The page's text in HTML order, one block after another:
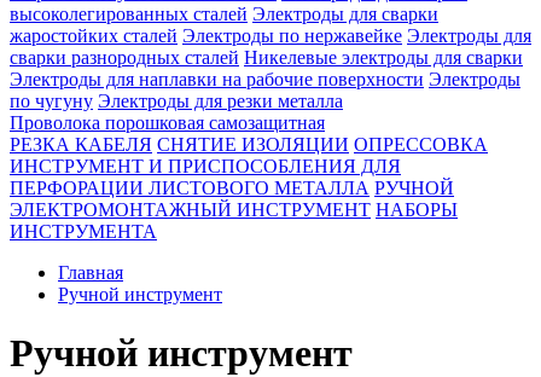
высоколегированных сталей Электроды для сварки
жаростойких сталей Электроды по нержавейке Электроды для
сварки разнородных сталей Никелевые электроды для сварки
Электроды для наплавки на рабочие поверхности Электроды
по чугуну Электроды для резки металла
Проволока порошковая самозащитная
РЕЗКА КАБЕЛЯ СНЯТИЕ ИЗОЛЯЦИИ ОПРЕССОВКА
ИНСТРУМЕНТ И ПРИСПОСОБЛЕНИЯ ДЛЯ
ПЕРФОРАЦИИ ЛИСТОВОГО МЕТАЛЛА РУЧНОЙ
ЭЛЕКТРОМОНТАЖНЫЙ ИНСТРУМЕНТ НАБОРЫ
ИНСТРУМЕНТА
Главная
Ручной инструмент
Ручной инструмент